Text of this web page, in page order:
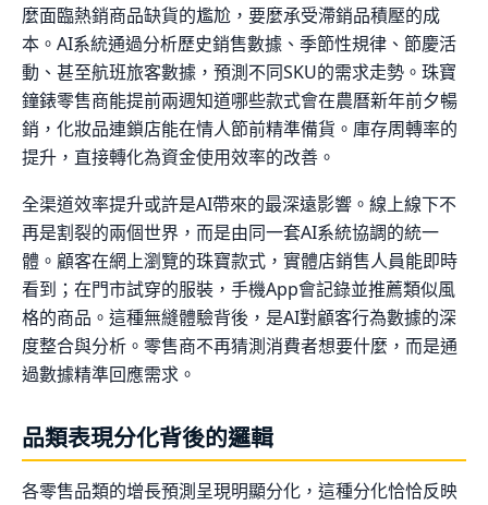
麼面臨熱銷商品缺貨的尷尬，要麼承受滯銷品積壓的成
本。AI系統通過分析歷史銷售數據、季節性規律、節慶活
動、甚至航班旅客數據，預測不同SKU的需求走勢。珠寶
鐘錶零售商能提前兩週知道哪些款式會在農曆新年前夕暢
銷，化妝品連鎖店能在情人節前精準備貨。庫存周轉率的
提升，直接轉化為資金使用效率的改善。
全渠道效率提升或許是AI帶來的最深遠影響。線上線下不
再是割裂的兩個世界，而是由同一套AI系統協調的統一
體。顧客在網上瀏覽的珠寶款式，實體店銷售人員能即時
看到；在門市試穿的服裝，手機App會記錄並推薦類似風
格的商品。這種無縫體驗背後，是AI對顧客行為數據的深
度整合與分析。零售商不再猜測消費者想要什麼，而是通
過數據精準回應需求。
品類表現分化背後的邏輯
各零售品類的增長預測呈現明顯分化，這種分化恰恰反映